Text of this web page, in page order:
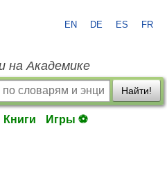
EN DE ES FR
на Академике
Найти!
Книги Игры ⚽